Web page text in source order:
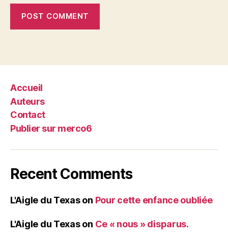
Accueil
Auteurs
Contact
Publier sur merco6
Recent Comments
L'Aigle du Texason Pour cette enfance oubliée
L'Aigle du Texason Ce « nous » disparus.